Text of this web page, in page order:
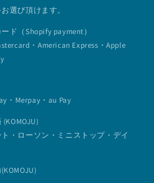
選び頂けます。
ド（Shopify payment）
・American Express・Apple
・Merpay・au Pay
・ローソン・ミニストップ・デイ